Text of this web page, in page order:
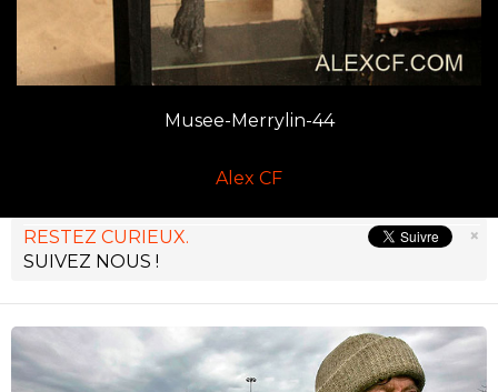
Musee-Merrylin-44
Alex CF
×
RESTEZ CURIEUX.
SUIVEZ NOUS !